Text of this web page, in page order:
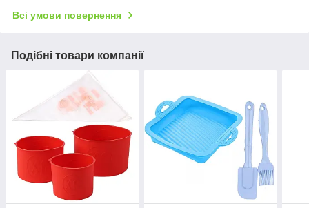
Всі умови повернення
Подібні товари компанії